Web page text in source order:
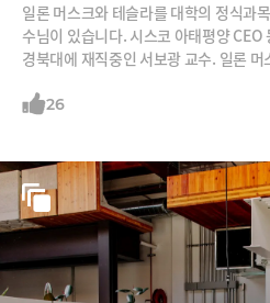
일론 머스크와 테슬라를 대학의 정식과
수님이 있습니다. 시스코 아태평양
경북대에 재직중인 서보광 교수. 일론
어드립니다.
26